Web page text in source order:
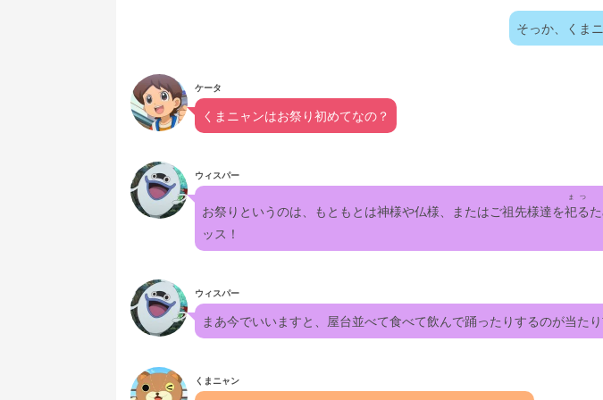
そっか、くま
ケータ
くまニャンはお祭り初めてなの？
ウィスパー
お祭りというのは、もともとは神様や仏様、またはご祖先様達を祀る
まつ
ッス！
ウィスパー
まあ今でいいますと、屋台並べて食べて飲んで踊ったりするのが当た
くまニャン